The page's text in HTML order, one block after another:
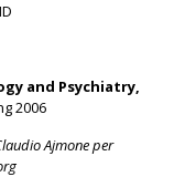
and Psychiatry,
2006
Ajmone per